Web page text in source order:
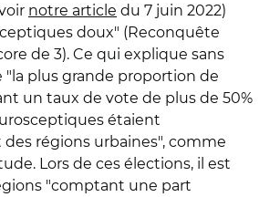
notre article du 7 juin 2022)
doux" (Reconquête
de 3). Ce qui explique sans
plus grande proportion de
un taux de vote de plus de 50%
étaient
régions urbaines", comme
Lors de ces élections, il est
"comptant une part